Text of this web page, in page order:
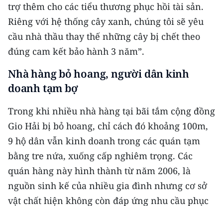
中文
FRANÇAIS
ESPAÑOL
한국어
trợ thêm cho các tiểu thương phục hồi tài sản.
Riêng với hệ thống cây xanh, chúng tôi sẽ yêu
cầu nhà thầu thay thế những cây bị chết theo
đúng cam kết bảo hành 3 năm”.
Nhà hàng bỏ hoang, người dân kinh
doanh tạm bợ
Trong khi nhiều nhà hàng tại bãi tắm cộng đồng
Gio Hải bị bỏ hoang, chỉ cách đó khoảng 100m,
9 hộ dân vẫn kinh doanh trong các quán tạm
bằng tre nứa, xuống cấp nghiêm trọng. Các
quán hàng này hình thành từ năm 2006, là
nguồn sinh kế của nhiều gia đình nhưng cơ sở
vật chất hiện không còn đáp ứng nhu cầu phục